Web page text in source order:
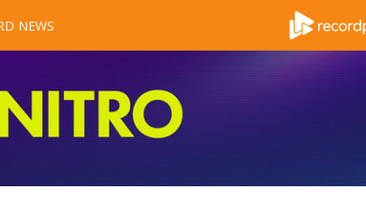
NEWS